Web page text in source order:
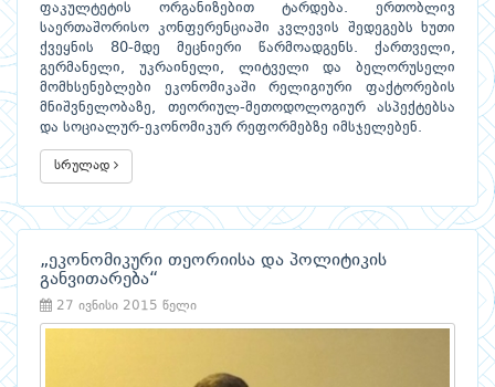
ფაკულტეტის ორგანიზებით ტარდება. ერთობლივ
საერთაშორისო კონფერენციაში კვლევის შედეგებს ხუთი
ქვეყნის 80-მდე მეცნიერი წარმოადგენს. ქართველი,
გერმანელი, უკრაინელი, ლიტველი და ბელორუსელი
მომხსენებლები ეკონომიკაში რელიგიური ფაქტორების
მნიშვნელობაზე, თეორიულ-მეთოდოლოგიურ ასპექტებსა
და სოციალურ-ეკონომიკურ რეფორმებზე იმსჯელებენ.
სრულად
„ეკონომიკური თეორიისა და პოლიტიკის
განვითარება“
27 ივნისი 2015 წელი